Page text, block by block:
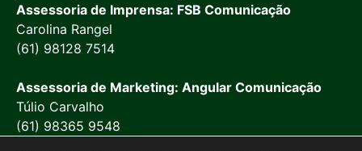
Assessoria de Imprensa: FSB Comunicação
Carolina Rangel
(61) 98128 7514
Assessoria de Marketing: Angular Comunicação
Túlio Carvalho
(61) 98365 9548